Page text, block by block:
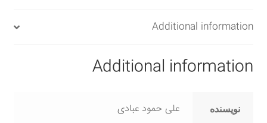
quantity
Additional information
Additional information
نویسنده علی حمود عبادی